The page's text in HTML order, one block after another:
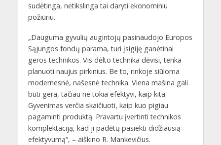
sudėtinga, netikslinga tai daryti ekonominiu
požiūriu.
„Dauguma gyvulių augintojų pasinaudojo Europos
Sąjungos fondų parama, turi įsigiję ganėtinai
geros technikos. Vis dėlto technika dėvisi, tenka
planuoti naujus pirkinius. Be to, rinkoje siūloma
modernesnė, našesnė technika. Viena mašina gali
būti gera, tačiau ne tokia efektyvi, kaip kita.
Gyvenimas verčia skaičiuoti, kaip kuo pigiau
pagaminti produktą. Pravartu įvertinti technikos
komplektaciją, kad ji padėtų pasiekti didžiausią
efektyvumą“, – aiškino R. Mankevičius.